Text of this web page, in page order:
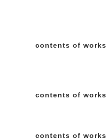
contents of works
contents of works
contents of works